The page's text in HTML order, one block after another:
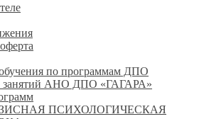
по программам ДПО
занятий АНО ДПО «ГАГАРА»
ПСИХОЛОГИЧЕСКАЯ